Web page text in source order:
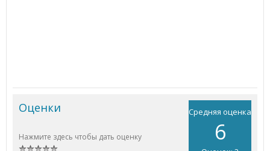
Средняя оценка
6
Оценки
Нажмите здесь чтобы дать оценку